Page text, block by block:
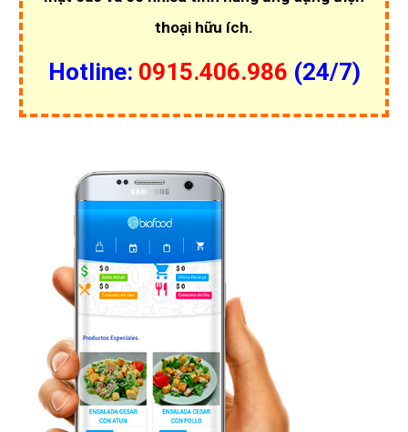
thoại hữu ích.
Hotline: 0915.406.986 (24/7)